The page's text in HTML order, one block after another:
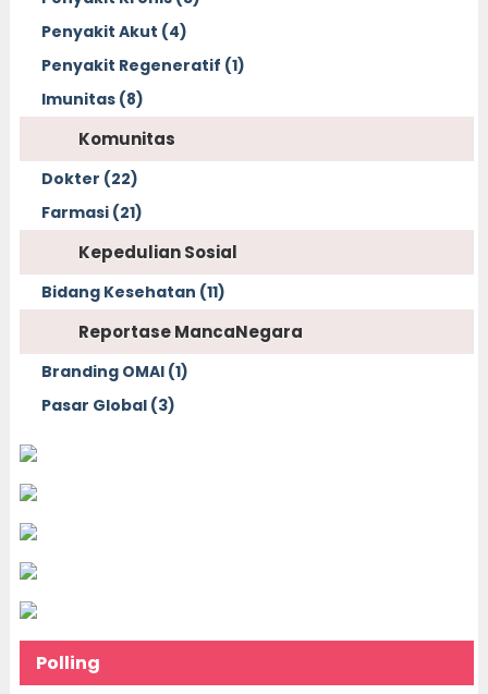
Penyakit Akut (4)
Penyakit Regeneratif (1)
Imunitas (8)
Komunitas
Dokter (22)
Farmasi (21)
Kepedulian Sosial
Bidang Kesehatan (11)
Reportase MancaNegara
Branding OMAI (1)
Pasar Global (3)
Polling